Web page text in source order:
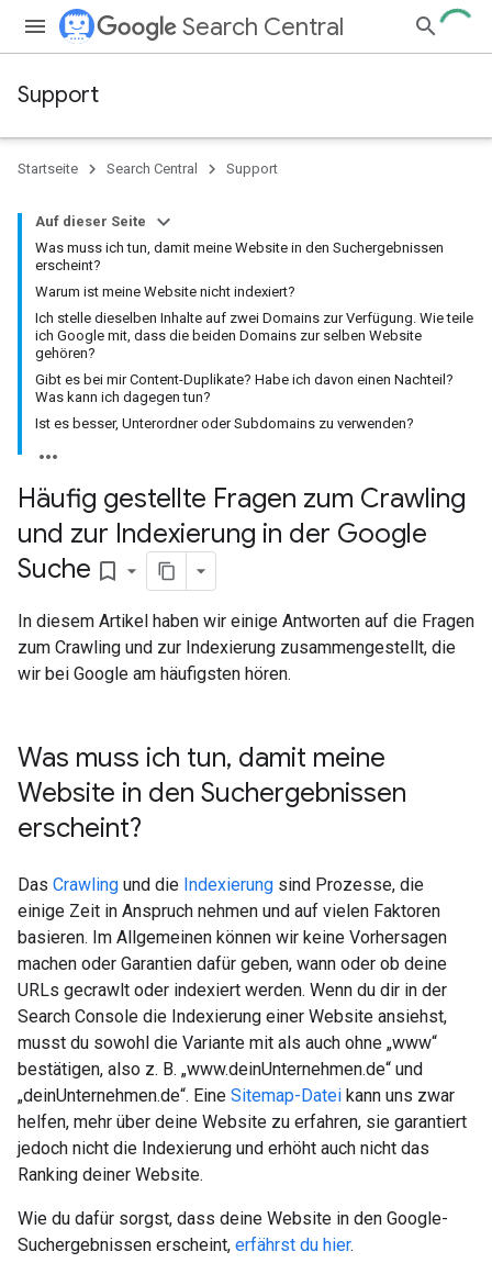
Search Central
Support
Startseite Search Central Support
Auf dieser Seite
Was muss ich tun, damit meine Website in den Suchergebnissen
erscheint?
Warum ist meine Website nicht indexiert?
Ich stelle dieselben Inhalte auf zwei Domains zur Verfügung. Wie teile
ich Google mit, dass die beiden Domains zur selben Website
gehören?
Gibt es bei mir Content-Duplikate? Habe ich davon einen Nachteil?
Was kann ich dagegen tun?
Ist es besser, Unterordner oder Subdomains zu verwenden?
Häufig gestellte Fragen zum Crawling
und zur Indexierung in der Google
Suche bookmark_border
In diesem Artikel haben wir einige Antworten auf die Fragen
zum Crawling und zur Indexierung zusammengestellt, die
wir bei Google am häufigsten hören.
Was muss ich tun, damit meine
Website in den Suchergebnissen
erscheint?
Das Crawling und die Indexierung sind Prozesse, die
einige Zeit in Anspruch nehmen und auf vielen Faktoren
basieren. Im Allgemeinen können wir keine Vorhersagen
machen oder Garantien dafür geben, wann oder ob deine
URLs gecrawlt oder indexiert werden. Wenn du dir in der
Search Console die Indexierung einer Website ansiehst,
musst du sowohl die Variante mit als auch ohne „www“
bestätigen, also z. B. „www.deinUnternehmen.de“ und
„deinUnternehmen.de“. Eine Sitemap-Datei kann uns zwar
helfen, mehr über deine Website zu erfahren, sie garantiert
jedoch nicht die Indexierung und erhöht auch nicht das
Ranking deiner Website.
Wie du dafür sorgst, dass deine Website in den Google-
Suchergebnissen erscheint, erfährst du hier.